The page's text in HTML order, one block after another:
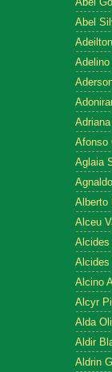
Abel
Afonso
Aglaia
Alberto
Alceu
Alcides
Alcides
Alcino
Alcyr
Alda
Aldir
Aldrin